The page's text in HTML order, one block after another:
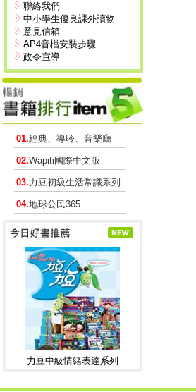
聯絡我們
中小學生優良課外讀物
意見信箱
AP4音檔安裝步驟
政令宣導
01.經典、導聆、音樂廳
02.Wapiti國際中文版
03.力豆初級生活常識系列
04.地球公民365
力豆中級情緒表達系列